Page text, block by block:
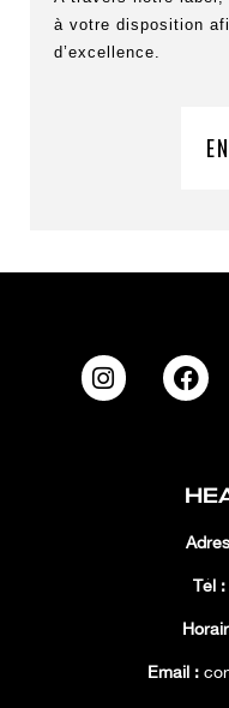
à votre disposition
d’excellence.
Tél :
Email :